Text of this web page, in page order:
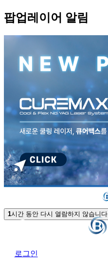
팝업레이어 알림
1시간 동안 다시 열람하지 않습니다.
로그인